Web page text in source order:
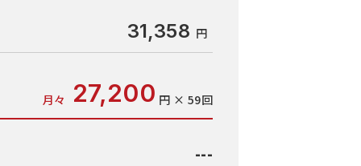
31,358
月々 27,200 円 × 59回
---